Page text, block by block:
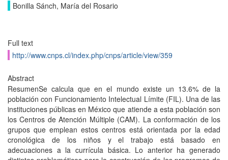
Bonilla Sánch, María del Rosario
Full text
http://www.cnps.cl/index.php/cnps/article/view/359
Abstract
ResumenSe calcula que en el mundo existe un 13.6% de la
población con Funcionamiento Intelectual Límite (FIL). Una de las
instituciones públicas en México que atiende a esta población son
los Centros de Atención Múltiple (CAM). La conformación de los
grupos que emplean estos centros está orientada por la edad
cronológica de los niños y el trabajo está basado en
adecuaciones a la currícula básica. Lo anterior ha generado